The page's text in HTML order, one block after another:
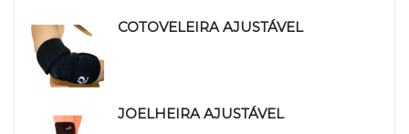
COTOVELEIRA AJUSTÁVEL
JOELHEIRA AJUSTÁVEL